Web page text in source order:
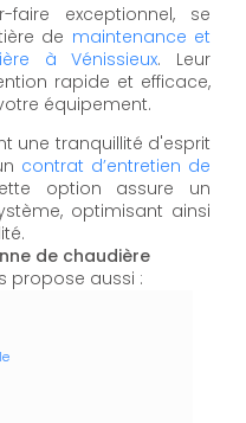
exceptionnel, se
de maintenance et
à Vénissieux. Leur
rapide et efficace,
équipement.
une tranquillité d'esprit
contrat d’entretien de
option assure un
optimisant ainsi
de chaudière
propose aussi :